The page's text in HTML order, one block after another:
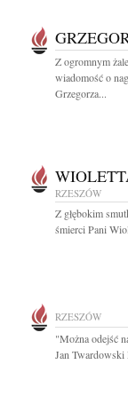
Z ogromnym
wiadomość o
Grzegorza...
RZESZÓW
Z głębokim
śmierci Pani
RZESZÓW
"Można odejść
Jan